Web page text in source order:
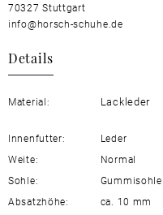
70327 Stuttgart
info@horsch-schuhe.de
Details
Material: Lackleder
Innenfutter:
Leder
Weite:
Normal
Sohle:
Gummisohle
Absatzhöhe:
ca. 10 mm